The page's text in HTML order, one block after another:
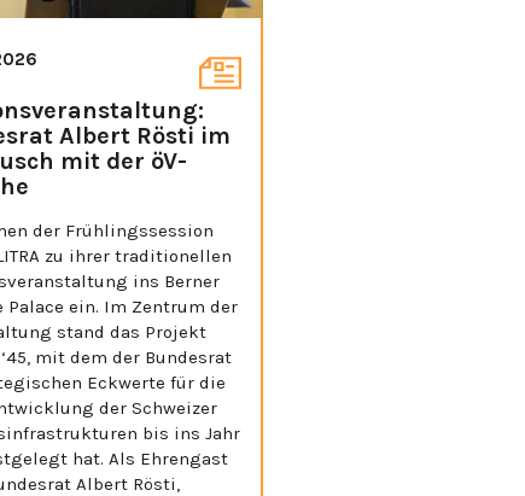
Albert Rösti im
mit der öV-
der Frühlingssession
zu ihrer traditionellen
ins Berner
Palace ein. Im Zentrum der
stand das Projekt
mit dem der Bundesrat
Eckwerte für die
der Schweizer
bis ins Jahr
hat. Als Ehrengast
Albert Rösti,